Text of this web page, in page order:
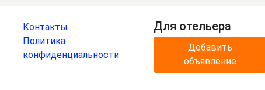
Контакты
Политика
конфиденциальности
Для отельера
Добавить
объявление